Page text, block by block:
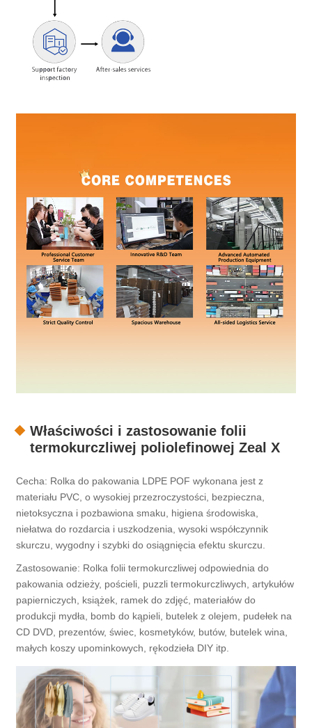
Właściwości i zastosowanie folii
termokurczliwej poliolefinowej Zeal X
Cecha: Rolka do pakowania LDPE POF wykonana jest z
materiału PVC, o wysokiej przezroczystości, bezpieczna,
nietoksyczna i pozbawiona smaku, higiena środowiska,
niełatwa do rozdarcia i uszkodzenia, wysoki współczynnik
skurczu, wygodny i szybki do osiągnięcia efektu skurczu.
Zastosowanie: Rolka folii termokurczliwej odpowiednia do
pakowania odzieży, pościeli, puzzli termokurczliwych, artykułów
papierniczych, książek, ramek do zdjęć, materiałów do
produkcji mydła, bomb do kąpieli, butelek z olejem, pudełek na
CD DVD, prezentów, świec, kosmetyków, butów, butelek wina,
małych koszy upominkowych, rękodzieła DIY itp.